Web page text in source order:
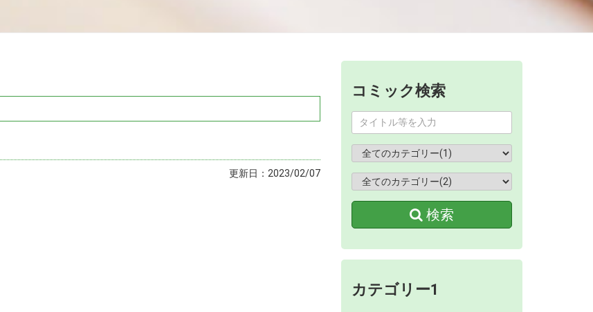
更新日：2023/02/07
コミック検索
検索
カテゴリー1